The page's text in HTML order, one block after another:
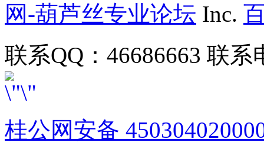
网-葫芦丝专业论坛 Inc.
联系QQ：46686663 联
桂公网安备